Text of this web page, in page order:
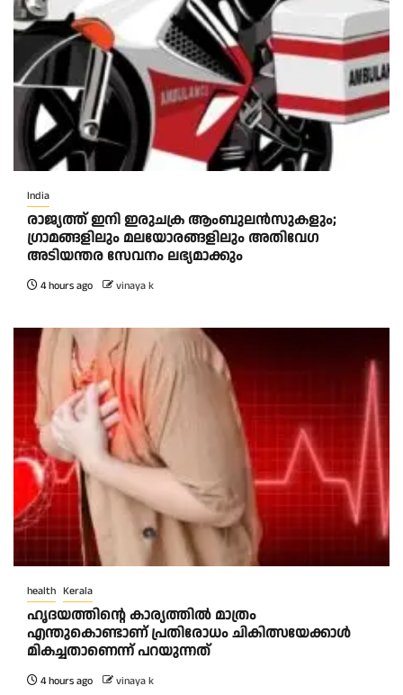
India
രാജ്യത്ത് ഇനി ഇരുചക്ര ആംബുലന്‍സുകളും;
ഗ്രാമങ്ങളിലും മലയോരങ്ങളിലും അതിവേഗ
അടിയന്തര സേവനം ലഭ്യമാക്കും
4 hours ago vinaya k
health Kerala
ഹൃദയത്തിന്റെ കാര്യത്തിൽ മാത്രം
എന്തുകൊണ്ടാണ് പ്രതിരോധം ചികിത്സയേക്കാൾ
മികച്ചതാണെന്ന് പറയുന്നത്
4 hours ago vinaya k